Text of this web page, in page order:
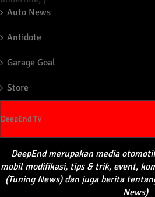
Auto News
Antidote
Garage Goal
Store
DeepEnd TV
DeepEnd merupakanmedia otomotif
mobil modifikasi, tips & trik, event,
(Tuning News) dan juga berita
News)